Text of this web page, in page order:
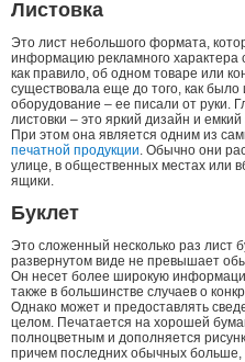
Листовка
Это лист небольшого формата,
информацию рекламного характера
как правило, об одном товаре или
существовала еще до того, как было
оборудование – ее писали от руки.
листовки – это яркий дизайн и емкий
При этом она является одним из
печатной продукции . Обычно они
улице, в общественных местах или
ящики.
Буклет
Это сложенный несколько раз лист
развернутом виде не превышает
Он несет более широкую
также в большинстве случаев о
Однако может и предоставлять
целом. Печатается на хорошей
полноцветным и дополняется
причем последних обычных больше,